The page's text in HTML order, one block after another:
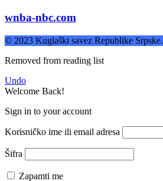
wnba-nbc.com
© 2023 Kuglaški savez Republike Srpske.
Removed from reading list
Undo
Welcome Back!
Sign in to your account
Korisničko ime ili email adresa
Šifra
Zapamti me